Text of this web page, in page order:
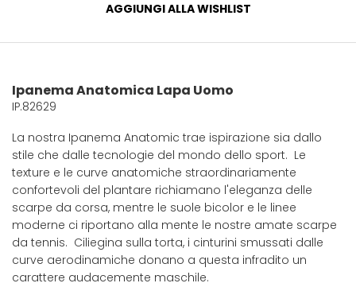
AGGIUNGI ALLA WISHLIST
Ipanema Anatomica Lapa Uomo
IP.82629
La nostra Ipanema Anatomic trae ispirazione sia dallo
stile che dalle tecnologie del mondo dello sport. Le
texture e le curve anatomiche straordinariamente
confortevoli del plantare richiamano l'eleganza delle
scarpe da corsa, mentre le suole bicolor e le linee
moderne ci riportano alla mente le nostre amate scarpe
da tennis. Ciliegina sulla torta, i cinturini smussati dalle
curve aerodinamiche donano a questa infradito un
carattere audacemente maschile.